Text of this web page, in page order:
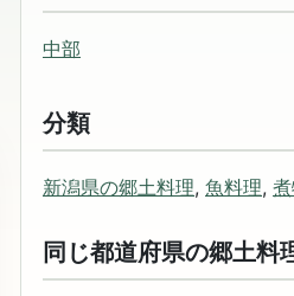
中部
分類
新潟県の郷土料理, 魚料理,
同じ都道府県の郷土料